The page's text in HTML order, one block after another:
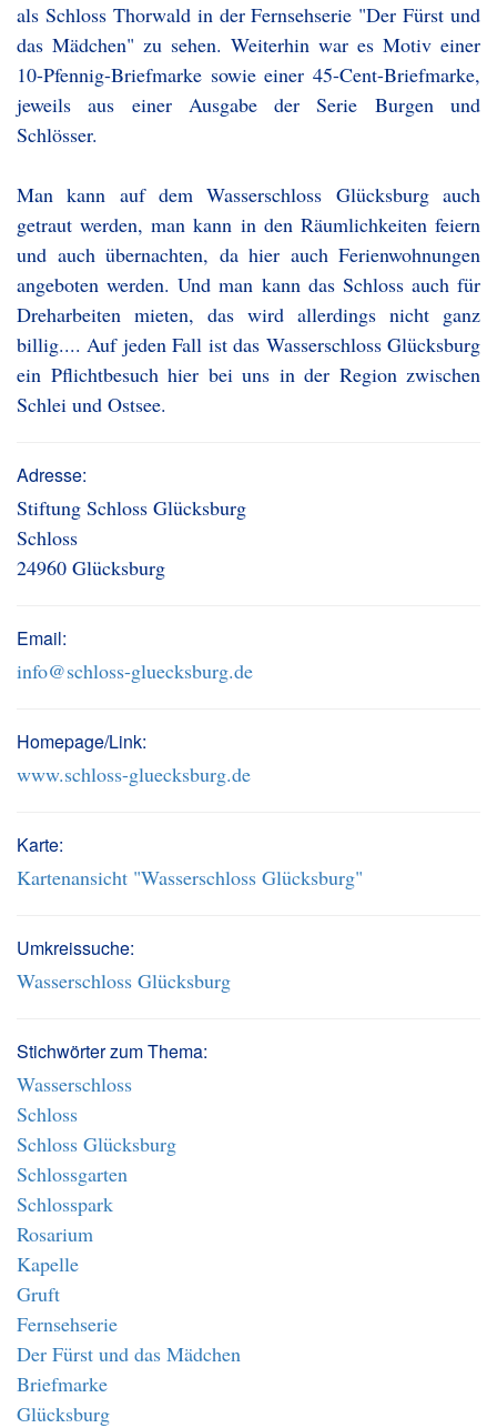
als Schloss Thorwald in der Fernsehserie "Der Fürst und
das Mädchen" zu sehen. Weiterhin war es Motiv einer
10-Pfennig-Briefmarke sowie einer 45-Cent-Briefmarke,
jeweils aus einer Ausgabe der Serie Burgen und
Schlösser.
Man kann auf dem Wasserschloss Glücksburg auch
getraut werden, man kann in den Räumlichkeiten feiern
und auch übernachten, da hier auch Ferienwohnungen
angeboten werden. Und man kann das Schloss auch für
Dreharbeiten mieten, das wird allerdings nicht ganz
billig.... Auf jeden Fall ist das Wasserschloss Glücksburg
ein Pflichtbesuch hier bei uns in der Region zwischen
Schlei und Ostsee.
Adresse:
Stiftung Schloss Glücksburg
Schloss
24960 Glücksburg
Email:
info@schloss-gluecksburg.de
Homepage/Link:
www.schloss-gluecksburg.de
Karte:
Kartenansicht "Wasserschloss Glücksburg"
Umkreissuche:
Wasserschloss Glücksburg
Stichwörter zum Thema:
Wasserschloss
Schloss
Schloss Glücksburg
Schlossgarten
Schlosspark
Rosarium
Kapelle
Gruft
Fernsehserie
Der Fürst und das Mädchen
Briefmarke
Glücksburg